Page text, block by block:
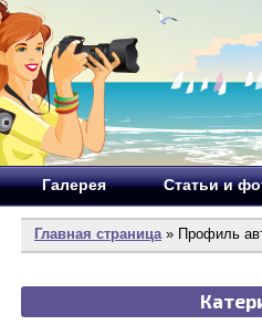
Галерея Статьи и
Главная страница» Профиль